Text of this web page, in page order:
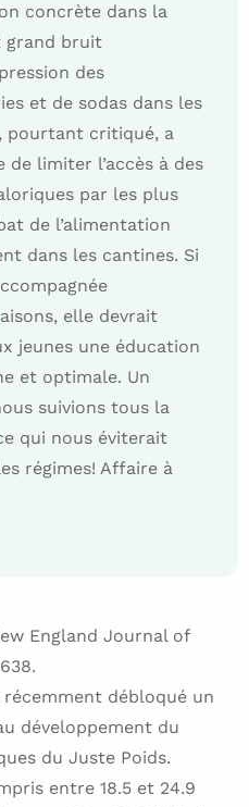
concrète dans la
grand bruit
des
et de sodas dans les
pourtant critiqué, a
limiter l’accès à des
par les plus
de l’alimentation
dans les cantines. Si
elle devrait
jeunes une éducation
et optimale. Un
suivions tous la
qui nous éviterait
régimes! Affaire à
England Journal of
récemment débloqué un
développement du
du Juste Poids.
entre 18.5 et 24.9